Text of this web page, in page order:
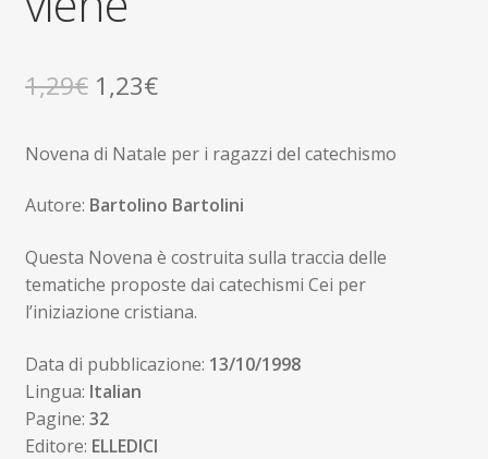
1,29€ Il
originale
era:
1,23€Il
attuale
è:
Novena di Natale per i ragazzi del catechismo
Autore: Bartolino Bartolini
Questa Novena è costruita sulla traccia delle
tematiche proposte dai catechismi Cei per
l’iniziazione cristiana.
Data di pubblicazione: 13/10/1998
Lingua: Italian
Pagine: 32
Editore: ELLEDICI